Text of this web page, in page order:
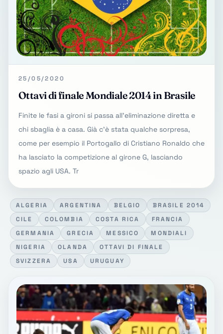
25/05/2020
Ottavi di finale Mondiale 2014 in Brasile
Finite le fasi a gironi si passa all'eliminazione diretta e
chi sbaglia è a casa. Già c'è stata qualche sorpresa,
come per esempio il Portogallo di Cristiano Ronaldo che
ha lasciato la competizione al girone G, lasciando
spazio agli USA. Tr
ALGERIA ARGENTINA BELGIO
BRASILE 2014
CILE
COLOMBIA COSTA RICA
FRANCIA
GERMANIA
GRECIA MESSICO
MONDIALI
NIGERIA
OLANDA
OTTAVI DI FINALE
SVIZZERA
USA URUGUAY